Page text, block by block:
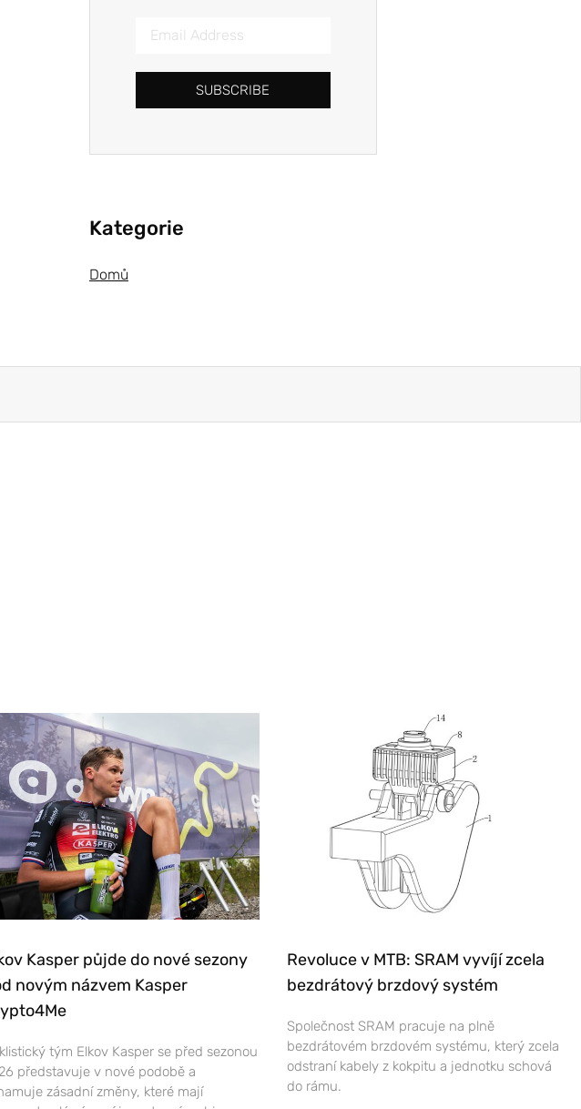
SUBSCRIBE
Kategorie
Domů
Kasper půjde do nové sezony
novým názvem Kasper
tým Elkov Kasper se před sezonou
představuje v nové podobě a
zásadní změny, které mají
Revoluce v MTB: SRAM vyvíjí zcela
bezdrátový brzdový systém
Společnost SRAM pracuje na plně
bezdrátovém brzdovém systému, který zcela
odstraní kabely z kokpitu a jednotku schová
do rámu.